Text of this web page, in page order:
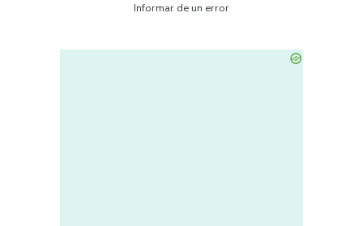
Informar de un error